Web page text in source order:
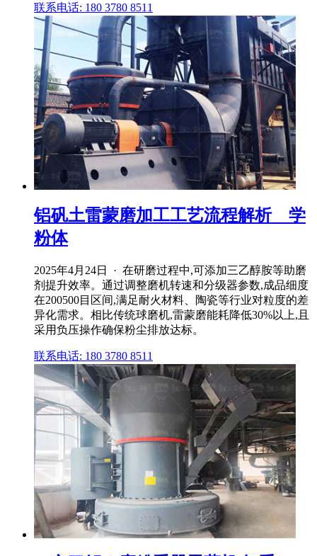
联系电话: 180 3780 8511
铝矾土雷蒙磨加工工艺流程解析 _ 学
粉体
2025年4月24日 · 在研磨过程中,可添加三乙醇胺等助磨
剂提升效率。通过调整磨机转速和分级器参数,成品细度
在200500目区间,满足耐火材料、陶瓷等行业对粒度的差
异化需求。相比传统球磨机,雷蒙磨能耗降低30%以上,且
采用负压操作确保粉尘排放达标。
联系电话: 180 3780 8511